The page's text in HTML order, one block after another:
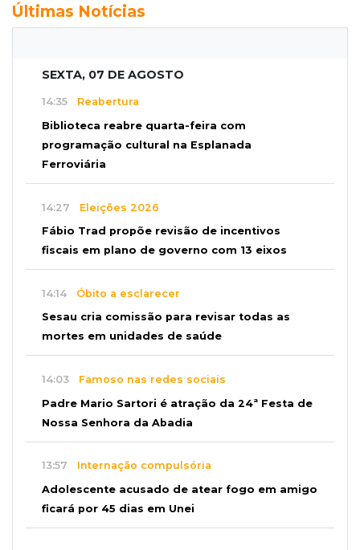
Últimas Notícias
SEXTA, 07 DE AGOSTO
14:35 Reabertura
Biblioteca reabre quarta-feira com
programação cultural na Esplanada
Ferroviária
14:27 Eleições 2026
Fábio Trad propõe revisão de incentivos
fiscais em plano de governo com 13 eixos
14:14 Óbito a esclarecer
Sesau cria comissão para revisar todas as
mortes em unidades de saúde
14:03 Famoso nas redes sociais
Padre Mario Sartori é atração da 24ª Festa de
Nossa Senhora da Abadia
13:57 Internação compulsória
Adolescente acusado de atear fogo em amigo
ficará por 45 dias em Unei